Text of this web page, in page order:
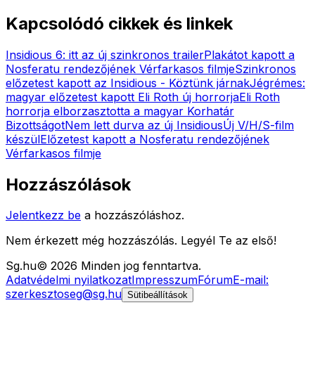
Kapcsolódó cikkek és linkek
Insidious 6: itt az új szinkronos trailerPlakátot kapott a
Nosferatu rendezőjének Vérfarkasos filmjeSzinkronos
előzetest kapott az Insidious - Köztünk járnakJégrémes:
magyar előzetest kapott Eli Roth új horrorjaEli Roth
horrorja elborzasztotta a magyar Korhatár
BizottságotNem lett durva az új InsidiousÚj V/H/S-film
készülElőzetest kapott a Nosferatu rendezőjének
Vérfarkasos filmje
Hozzászólások
Jelentkezz be a hozzászóláshoz.
Nem érkezett még hozzászólás. Legyél Te az első!
Sg.hu© 2026 Minden jog fenntartva.
Adatvédelmi nyilatkozatImpresszumFórumE-mail:
szerkesztoseg@sg.hu Sütibeállítások